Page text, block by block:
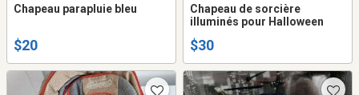
Chapeau parapluie bleu
$20
Chapeau de sorcière
illuminés pour Halloween
$30